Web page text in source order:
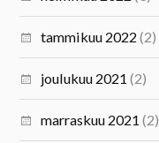
tammikuu 2022 (2)
joulukuu 2021 (2)
marraskuu 2021 (2)